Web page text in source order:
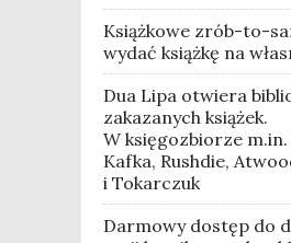
Książkowe zrób-to-
wydać książkę na
Dua Lipa otwiera
zakazanych książek.
W księgozbiorze
Kafka, Rushdie,
i Tokarczuk
Darmowy dostęp do